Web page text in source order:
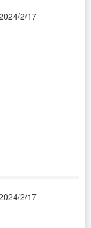
2/17
2/17